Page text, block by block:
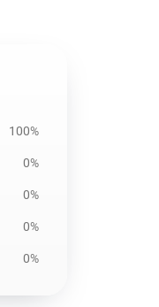
100%
0%
0%
0%
0%